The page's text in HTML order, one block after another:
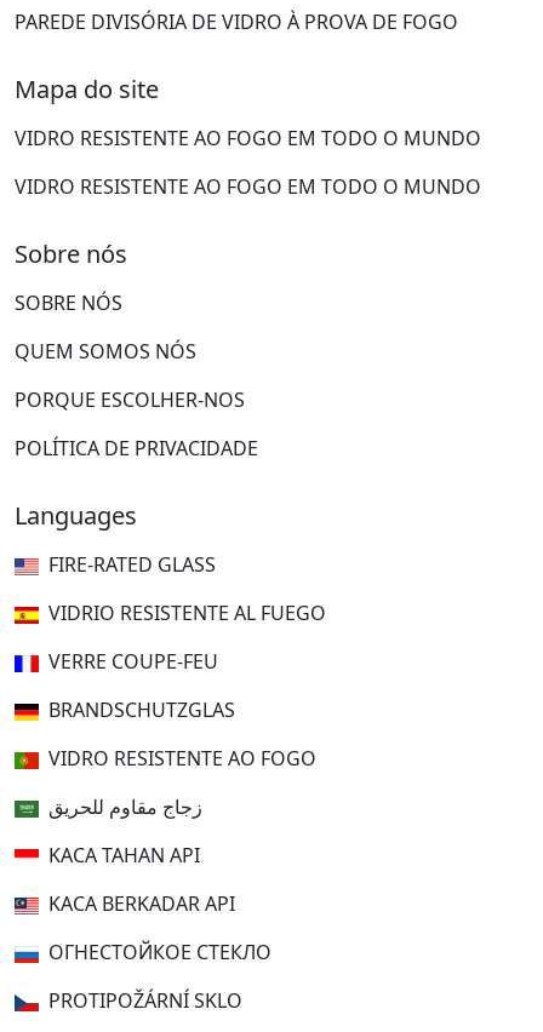
PAREDE DIVISÓRIA DE VIDRO À PROVA DE FOGO
Mapa do site
VIDRO RESISTENTE AO FOGO EM TODO O MUNDO
VIDRO RESISTENTE AO FOGO EM TODO O MUNDO
Sobre nós
SOBRE NÓS
QUEM SOMOS NÓS
PORQUE ESCOLHER-NOS
POLÍTICA DE PRIVACIDADE
Languages
FIRE-RATED GLASS
VIDRIO RESISTENTE AL FUEGO
VERRE COUPE-FEU
BRANDSCHUTZGLAS
VIDRO RESISTENTE AO FOGO
زجاج مقاوم للحريق
KACA TAHAN API
KACA BERKADAR API
ОГНЕСТОЙКОЕ СТЕКЛО
PROTIPOŽÁRNÍ SKLO